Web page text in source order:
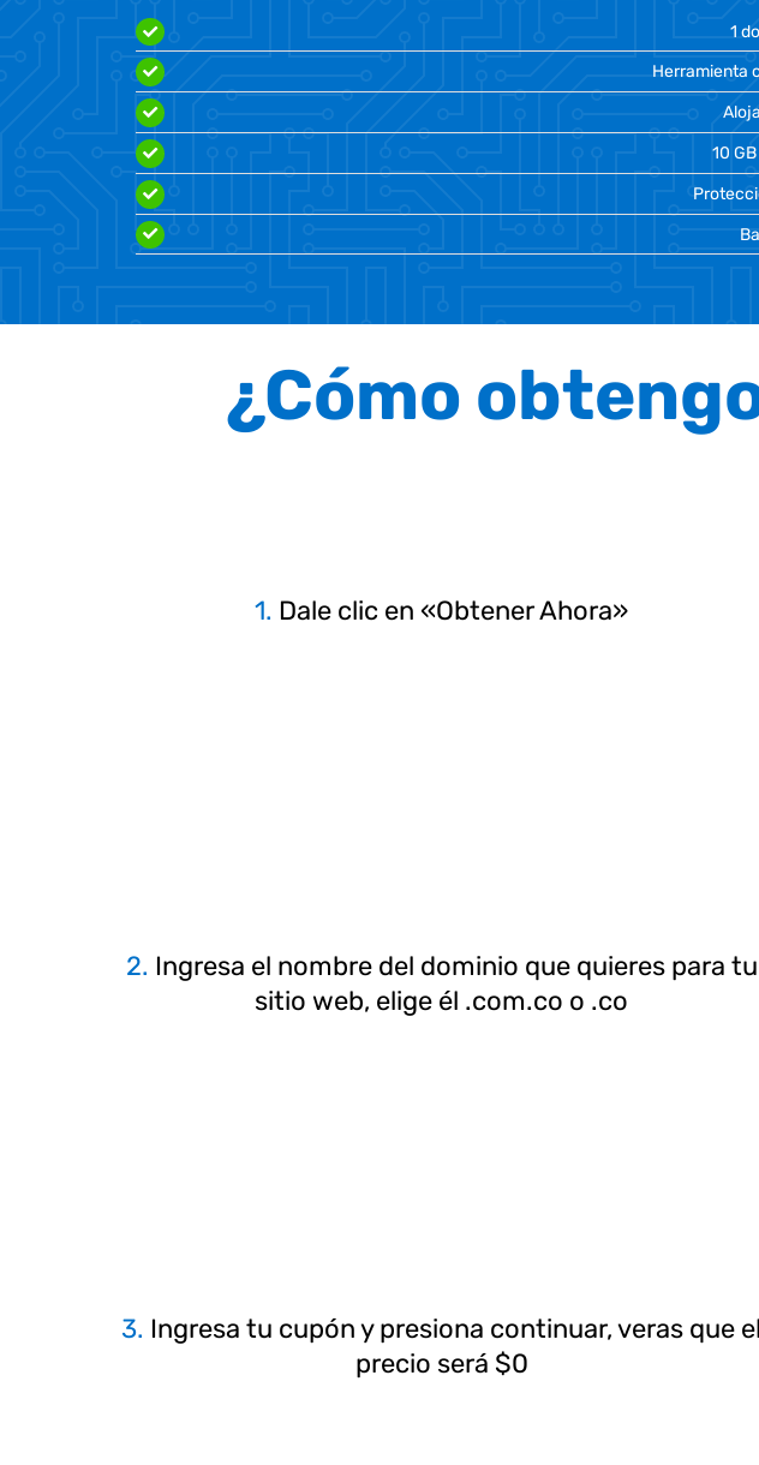
1
Herramienta
10
¿Cómo
1. Dale clic en «Obtener Ahora»
2. Ingresa el nombre del dominio que quieres para tu
sitio web, elige él .com.co o .co
3. Ingresa tu cupón y presiona continuar, veras que el
precio será $0